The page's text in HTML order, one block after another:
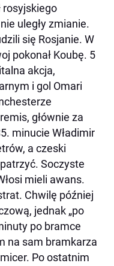
rosyjskiego
uległy zmianie.
się Rosjanie. W
pokonał Koubę. 5
akcja,
i gol Omari
głównie za
minucie Władimir
a czeski
Soczyste
mieli awans.
Chwilę później
jednak „po
po bramce
na sam bramkarza
Po ostatnim